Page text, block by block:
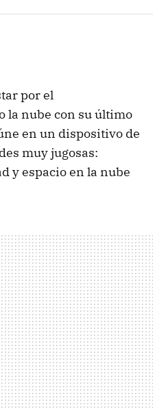
por el
la nube con su último
en un dispositivo de
muy jugosas:
y espacio en la nube